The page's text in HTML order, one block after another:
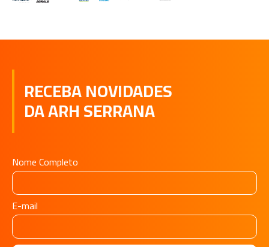
RECEBA NOVIDADES
DA ARH SERRANA
Nome Completo
E-mail